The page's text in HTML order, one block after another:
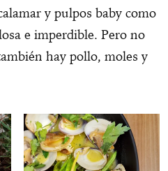
y pulpos baby como
e imperdible. Pero no
hay pollo, moles y